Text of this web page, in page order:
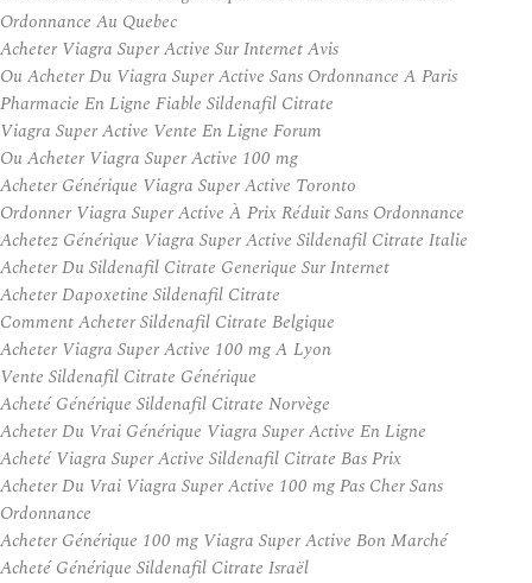
Ordonnance Au Quebec
Acheter Viagra Super Active Sur Internet Avis
Ou Acheter Du Viagra Super Active Sans Ordonnance A Paris
Pharmacie En Ligne Fiable Sildenafil Citrate
Viagra Super Active Vente En Ligne Forum
Ou Acheter Viagra Super Active 100 mg
Acheter Générique Viagra Super Active Toronto
Ordonner Viagra Super Active À Prix Réduit Sans Ordonnance
Achetez Générique Viagra Super Active Sildenafil Citrate Italie
Acheter Du Sildenafil Citrate Generique Sur Internet
Acheter Dapoxetine Sildenafil Citrate
Comment Acheter Sildenafil Citrate Belgique
Acheter Viagra Super Active 100 mg A Lyon
Vente Sildenafil Citrate Générique
Acheté Générique Sildenafil Citrate Norvège
Acheter Du Vrai Générique Viagra Super Active En Ligne
Acheté Viagra Super Active Sildenafil Citrate Bas Prix
Acheter Du Vrai Viagra Super Active 100 mg Pas Cher Sans
Ordonnance
Acheter Générique 100 mg Viagra Super Active Bon Marché
Acheté Générique Sildenafil Citrate Israël